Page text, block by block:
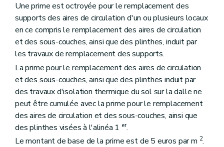
Une prime est octroyée pour le remplacement des
supports des aires de circulation d'un ou plusieurs locaux
en ce compris le remplacement des aires de circulation
et des sous-couches, ainsi que des plinthes, induit par
les travaux de remplacement des supports.
La prime pour le remplacement des aires de circulation
et des sous-couches, ainsi que des plinthes induit par
des travaux d'isolation thermique du sol sur la dalle ne
peut être cumulée avec la prime pour le remplacement
des aires de circulation et des sous-couches, ainsi que
des plinthes visées à l'alinéa 1 er.
Le montant de base de la prime est de 5 euros par m 2.